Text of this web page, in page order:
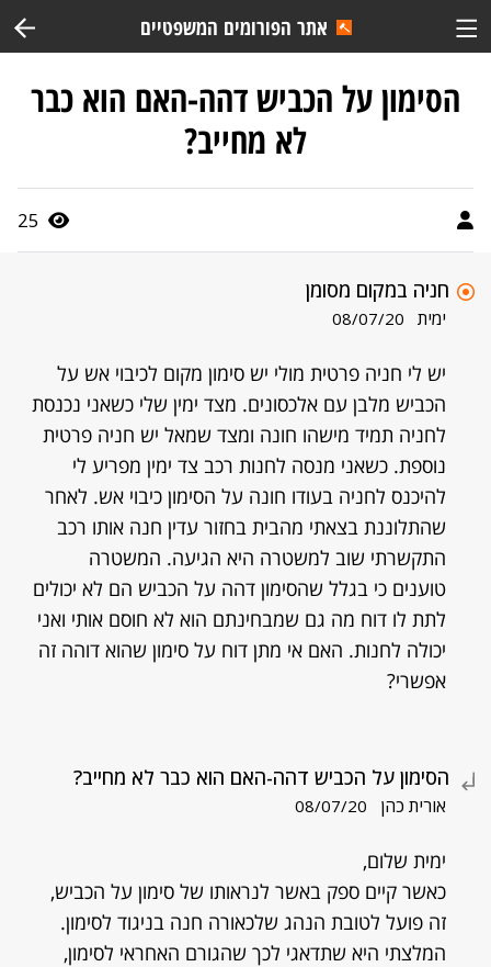
אתר הפורומים המשפטיים
הסימון על הכביש דהה-האם הוא כבר
לא מחייב?
25
חניה במקום מסומן
ימית 08/07/20
יש לי חניה פרטית מולי יש סימון מקום לכיבוי אש על
הכביש מלבן עם אלכסונים. מצד ימין שלי כשאני נכנסת
לחניה תמיד מישהו חונה ומצד שמאל יש חניה פרטית
נוספת. כשאני מנסה לחנות רכב צד ימין מפריע לי
להיכנס לחניה בעודו חונה על הסימון כיבוי אש. לאחר
שהתלוננת בצאתי מהבית בחזור עדין חנה אותו רכב
התקשרתי שוב למשטרה היא הגיעה. המשטרה
טוענים כי בגלל שהסימון דהה על הכביש הם לא יכולים
לתת לו דוח מה גם שמבחינתם הוא לא חוסם אותי ואני
יכולה לחנות. האם אי מתן דוח על סימון שהוא דוהה זה
אפשרי?
הסימון על הכביש דהה-האם הוא כבר לא מחייב?
אורית כהן 08/07/20
ימית שלום,
כאשר קיים ספק באשר לנראותו של סימון על הכביש,
זה פועל לטובת הנהג שלכאורה חנה בניגוד לסימון.
המלצתי היא שתדאגי לכך שהגורם האחראי לסימון,